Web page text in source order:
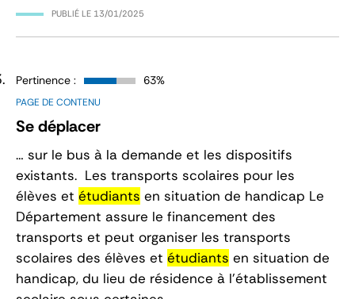
PUBLIÉ LE 13/01/2025
PAGE DE CONTENU
Se déplacer
Pertinence : 63%
… sur le bus à la demande et les dispositifs
existants. Les transports scolaires pour les
élèves et étudiants en situation de handicap Le
Département assure le financement des
transports et peut organiser les transports
scolaires des élèves et étudiants en situation de
handicap, du lieu de résidence à l’établissement